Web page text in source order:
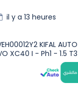
il y a 13 heures
KIFAL
XC40 I - Ph1 - 1.5 T3